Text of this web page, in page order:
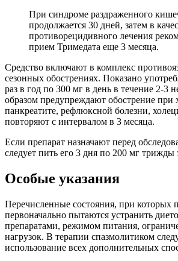
При синдроме раздраженного
продолжается 30 дней, затем в
противорецидивного лечения
прием Тримедата еще 3 месяца.
Средство включают в комплекс
сезонных обострениях. Показано
раз в год по 300 мг в день в течение 2-3
образом предупреждают обострение при
панкреатите, рефлюксной болезни,
повторяют с интервалом в 3 месяца.
Если препарат назначают перед
следует пить его 3 дня по 200 мг трижды
Особые указания
Перечисленные состояния, при которых
первоначально пытаются устранить
препаратами, режимом питания,
нагрузок. В терапии спазмолитиком
использование всех дополнительных